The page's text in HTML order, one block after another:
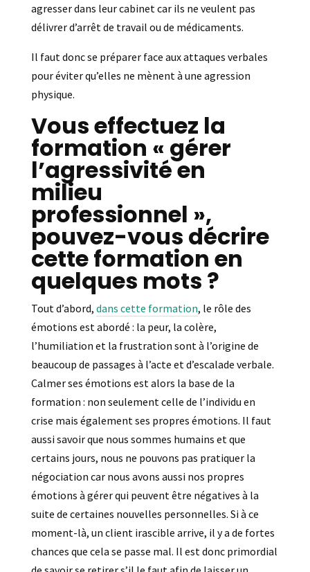
agresser dans leur cabinet car ils ne veulent pas
délivrer d’arrêt de travail ou de médicaments.
Il faut donc se préparer face aux attaques verbales
pour éviter qu’elles ne mènent à une agression
physique.
Vous effectuez la
formation « gérer
l’agressivité en
milieu
professionnel »,
pouvez-vous décrire
cette formation en
quelques mots ?
Tout d’abord, dans cette formation, le rôle des
émotions est abordé : la peur, la colère,
l’humiliation et la frustration sont à l’origine de
beaucoup de passages à l’acte et d’escalade verbale.
Calmer ses émotions est alors la base de la
formation : non seulement celle de l’individu en
crise mais également ses propres émotions. Il faut
aussi savoir que nous sommes humains et que
certains jours, nous ne pouvons pas pratiquer la
négociation car nous avons aussi nos propres
émotions à gérer qui peuvent être négatives à la
suite de certaines nouvelles personnelles. Si à ce
moment-là, un client irascible arrive, il y a de fortes
chances que cela se passe mal. Il est donc primordial